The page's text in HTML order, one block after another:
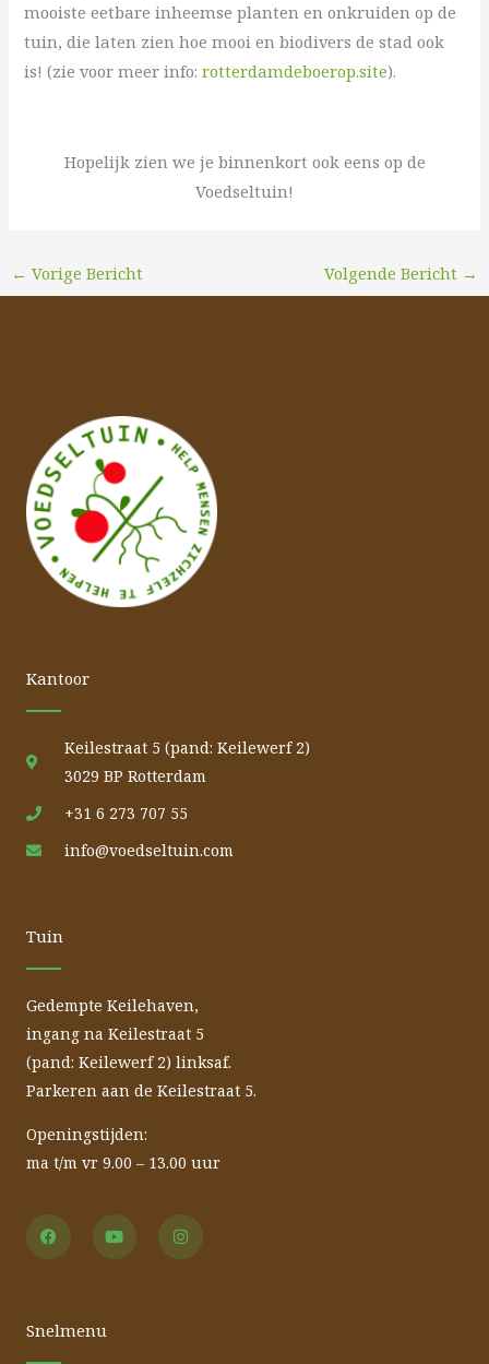
mooiste eetbare inheemse planten en onkruiden op de
tuin, die laten zien hoe mooi en biodivers de stad ook
is! (zie voor meer info:rotterdamdeboerop.site).
Hopelijk zien we je binnenkort ook eens op de
Voedseltuin!
← Vorige Bericht Volgende Bericht →
Kantoor
Keilestraat 5 (pand: Keilewerf 2)
3029 BP Rotterdam
+31 6 273 707 55
info@voedseltuin.com
Tuin
Gedempte Keilehaven,
ingang na Keilestraat 5
(pand: Keilewerf 2) linksaf.
Parkeren aan de Keilestraat 5.
Openingstijden:
ma t/m vr 9.00 – 13.00 uur
a
o
k
o n
Snelmenu